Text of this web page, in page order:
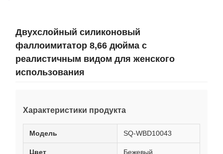
Двухслойный силиконовый
фаллоимитатор 8,66 дюйма с
реалистичным видом для женского
использования
Характеристики продукта
Модель SQ-WBD10043
Цвет Бежевый